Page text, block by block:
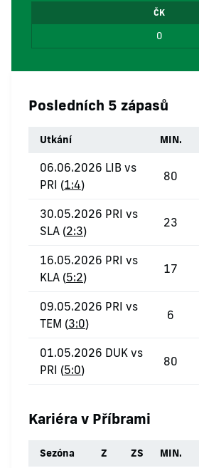
ČK
0
Posledních 5 zápasů
Utkání MIN.
06.06.2026 LIB vs
PRI (1:4)
80
30.05.2026 PRI vs
SLA (2:3)
23
16.05.2026 PRI vs
KLA (5:2)
17
09.05.2026 PRI vs
TEM (3:0)
6
01.05.2026 DUK vs
PRI (5:0)
80
Kariéra v Příbrami
Sezóna Z ZS MIN.